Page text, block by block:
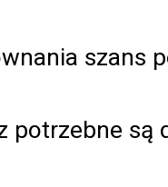
szans
potrzebne są